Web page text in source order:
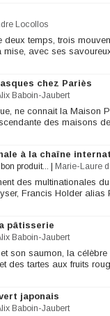
Locollos
temps, trois
avec ses
chez Pariès
Baboin-Jaubert
ne connait la Maison
des maisons
à la chaîne
produit... Marie-Laure
des multinationales
Francis Holder alias
pâtisserie
Baboin-Jaubert
son saumon, la
des tartes aux fruits
japonais
Baboin-Jaubert